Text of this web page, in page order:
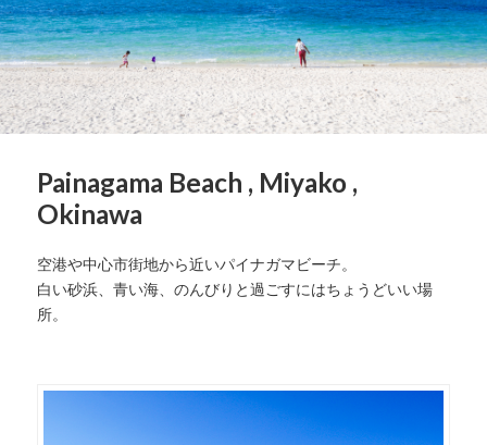
Painagama Beach , Miyako ,
Okinawa
空港や中心市街地から近いパイナガマビーチ。
白い砂浜、青い海、のんびりと過ごすにはちょうどいい場
所。